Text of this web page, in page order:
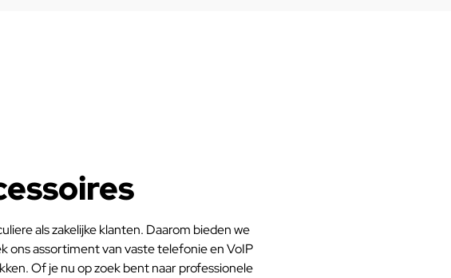
als zakelijke klanten. Daarom bieden we
ons assortiment van vaste telefonie en VoIP
Of je nu op zoek bent naar professionele